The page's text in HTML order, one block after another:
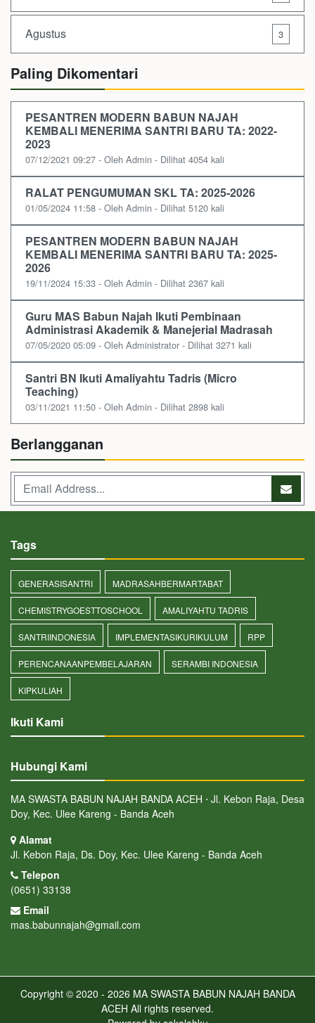
Agustus 3
Paling Dikomentari
PESANTREN MODERN BABUN NAJAH
KEMBALI MENERIMA SANTRI BARU TA: 2022-
2023
07/12/2021 09:27 - Oleh Admin - Dilihat 4054 kali
RALAT PENGUMUMAN SKL TA: 2025-2026
01/05/2024 11:58 - Oleh Admin - Dilihat 5120 kali
PESANTREN MODERN BABUN NAJAH
KEMBALI MENERIMA SANTRI BARU TA: 2025-
2026
19/11/2024 15:33 - Oleh Admin - Dilihat 2367 kali
Guru MAS Babun Najah Ikuti Pembinaan
Administrasi Akademik & Manejerial Madrasah
07/05/2020 05:09 - Oleh Administrator - Dilihat 3271 kali
Santri BN Ikuti Amaliyahtu Tadris (Micro
Teaching)
03/11/2021 11:50 - Oleh Admin - Dilihat 2898 kali
Berlangganan
Tags
GENERASISANTRI MADRASAHBERMARTABAT
CHEMISTRYGOESTTOSCHOOL AMALIYAHTU TADRIS
SANTRIINDONESIA IMPLEMENTASIKURIKULUM RPP
PERENCANAANPEMBELAJARAN SERAMBI INDONESIA
KIPKULIAH
Ikuti Kami
Hubungi Kami
MA SWASTA BABUN NAJAH BANDA ACEH ⋅ Jl. Kebon Raja, Desa
Doy, Kec. Ulee Kareng - Banda Aceh
Alamat
Jl. Kebon Raja, Ds. Doy, Kec. Ulee Kareng - Banda Aceh
Telepon
(0651) 33138
Email
mas.babunnajah@gmail.com
Copyright © 2020 - 2026 MA SWASTA BABUN NAJAH BANDA
ACEH All rights reserved.